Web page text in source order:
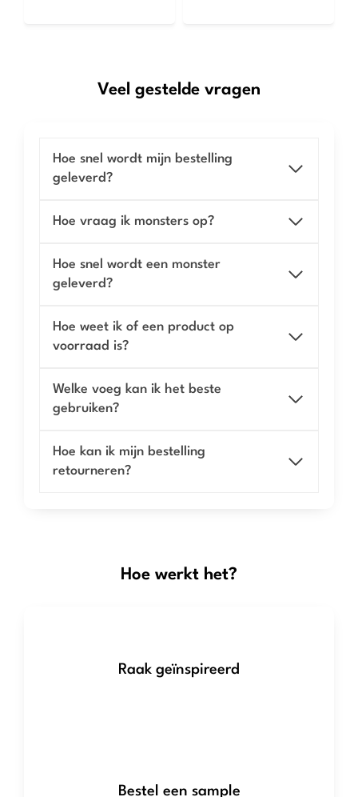
Veel gestelde vragen
Hoe snel wordt mijn bestelling
geleverd?
Hoe vraag ik monsters op?
Hoe snel wordt een monster
geleverd?
Hoe weet ik of een product op
voorraad is?
Welke voeg kan ik het beste
gebruiken?
Hoe kan ik mijn bestelling
retourneren?
Hoe werkt het?
Raak geïnspireerd
Bestel een sample